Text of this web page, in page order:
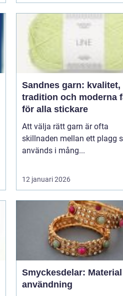
Sandnes garn: kvalitet,
tradition och moderna
för alla stickare
Att välja rätt garn är ofta
skillnaden mellan ett plagg
används i mång...
12 januari 2026
Smyckesdelar:
användning